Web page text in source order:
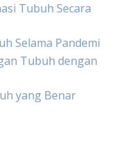
Tubuh Secara
Selama Pandemi
Tubuh dengan
yang Benar